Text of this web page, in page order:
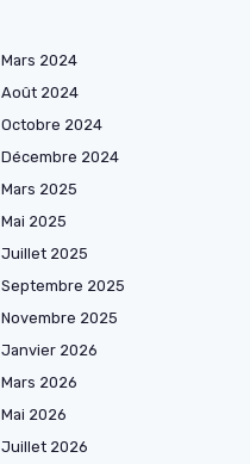
Mars 2024
Août 2024
Octobre 2024
Décembre 2024
Mars 2025
Mai 2025
Juillet 2025
Septembre 2025
Novembre 2025
Janvier 2026
Mars 2026
Mai 2026
Juillet 2026